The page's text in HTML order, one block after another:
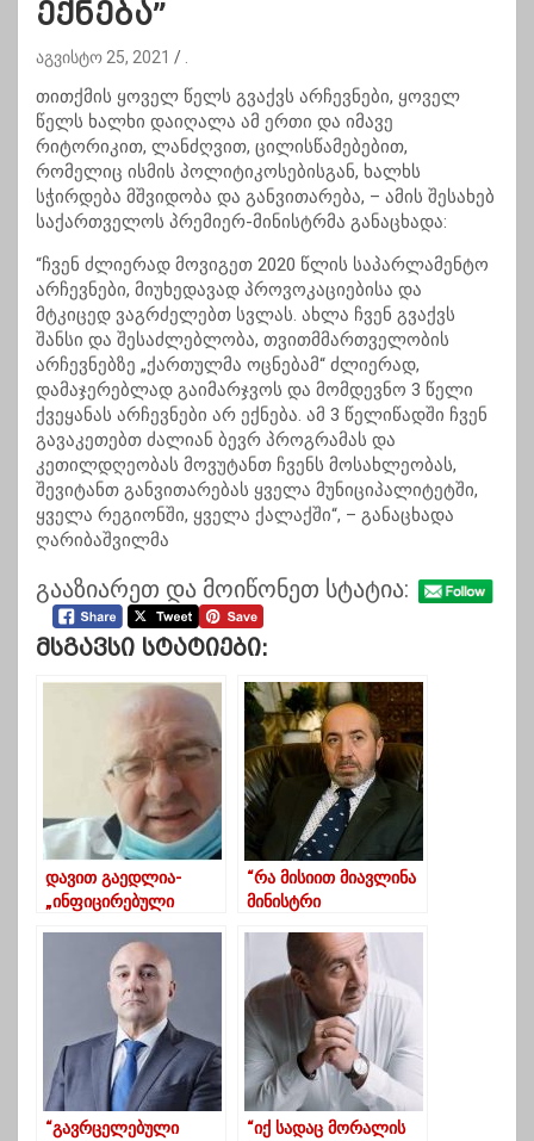
ექნება”
აგვისტო 25, 2021
თითქმის ყოველ წელს გვაქვს არჩევნები, ყოველ
წელს ხალხი დაიღალა ამ ერთი და იმავე
რიტორიკით, ლანძღვით, ცილისწამებებით,
რომელიც ისმის პოლიტიკოსებისგან, ხალხს
სჭირდება მშვიდობა და განვითარება, – ამის შესახებ
საქართველოს პრემიერ-მინისტრმა განაცხადა:
“ჩვენ ძლიერად მოვიგეთ 2020 წლის საპარლამენტო
არჩევნები, მიუხედავად პროვოკაციებისა და
მტკიცედ ვაგრძელებთ სვლას. ახლა ჩვენ გვაქვს
შანსი და შესაძლებლობა, თვითმმართველობის
არჩევნებზე „ქართულმა ოცნებამ“ ძლიერად,
დამაჯერებლად გაიმარჯვოს და მომდევნო 3 წელი
ქვეყანას არჩევნები არ ექნება. ამ 3 წელიწადში ჩვენ
გავაკეთებთ ძალიან ბევრ პროგრამას და
კეთილდღეობას მოვუტანთ ჩვენს მოსახლეობას,
შევიტანთ განვითარებას ყველა მუნიციპალიტეტში,
ყველა რეგიონში, ყველა ქალაქში“, – განაცხადა
ღარიბაშვილმა
გააზიარეთ და მოიწონეთ სტატია:
Მსგავსი Სტატიები:
დავით გაედლია-
„ინფიცირებული
თავისუფალი ადგილი
დიდი ხანია აღარ
“რა მისიით მიავლინა
მინისტრი
პრემიერმა
ღარიბაშვილმა
ანკარაში”
“გავრცელებული
“იქ სადაც მორალის